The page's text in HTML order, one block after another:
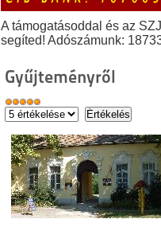
A támogatásoddal és az
segíted! Adószámunk:
Gyűjteményről